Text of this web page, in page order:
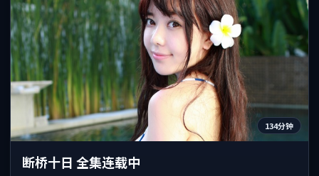
134分钟
断桥十日 全集连载中